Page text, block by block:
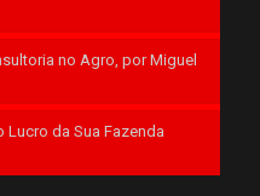
no Agro, por Miguel
Lucro da Sua Fazenda